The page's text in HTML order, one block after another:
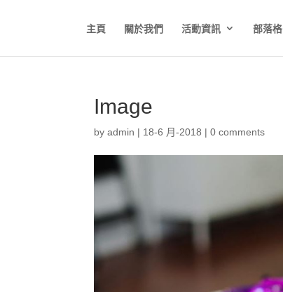
主頁 關於我們 活動資訊 部落格
Image
byadmin | 18-6 月-2018 |0 comments